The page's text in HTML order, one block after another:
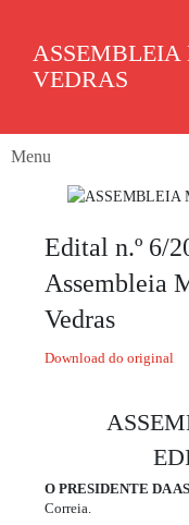
contentASSEMBLEIA
VEDRAS
Menu
Edital n.º 6/
Assembleia
Vedras
Download do original
O PRESIDENTE DA
Correia.